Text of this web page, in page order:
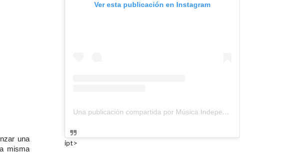
una
misma
Ver esta publicación en Instagram
Una publicación compartida por Música Independiente Perú 🇵🇪 (@musica.independiente.peru)
ipt>